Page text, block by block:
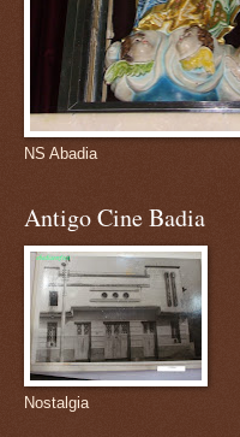
NS Abadia
Antigo Cine Badia
Nostalgia